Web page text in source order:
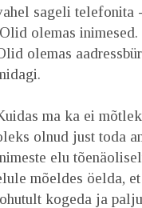
sageli
Olid olemas inimesed.
olemas
ma ka ei
olnud just toda
elu
mõeldes öelda,
kogeda ja